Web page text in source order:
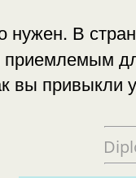
приемлемым
вы привыкли